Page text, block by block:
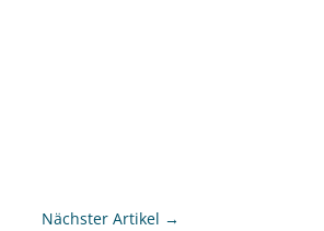
Nächster Artikel →